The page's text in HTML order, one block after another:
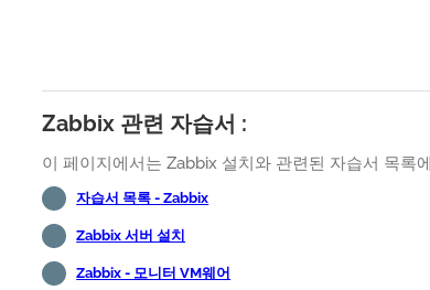
Zabbix 관련 자습서 :
이 페이지에서는 Zabbix 설치와 관련된 자습서 목록
자습서 목록 - Zabbix
Zabbix 서버 설치
Zabbix - 모니터 VM웨어